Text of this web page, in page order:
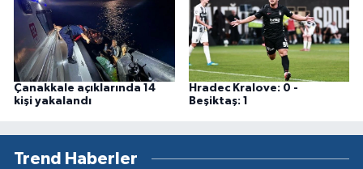
Çanakkale açıklarında 14
kişi yakalandı
Hradec Kralove: 0 -
Beşiktaş: 1
Trend Haberler